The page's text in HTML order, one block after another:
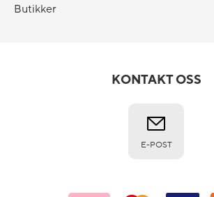
Butikker
KONTAKT OSS
E-POST